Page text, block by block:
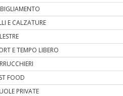
E CALZATURE
E TEMPO LIBERO
FOOD
PRIVATE